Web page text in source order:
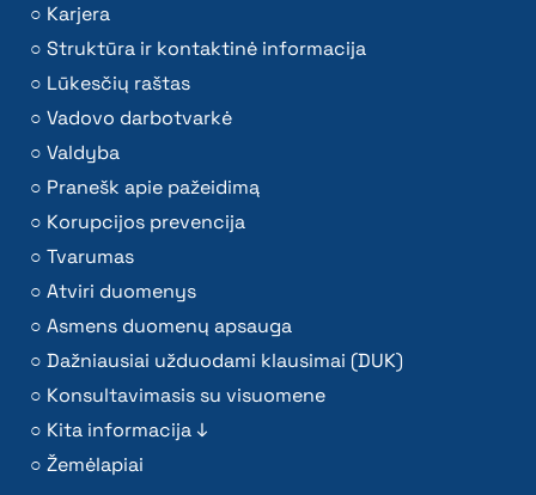
Karjera
Struktūra ir kontaktinė informacija
Lūkesčių raštas
Vadovo darbotvarkė
Valdyba
Pranešk apie pažeidimą
Korupcijos prevencija
Tvarumas
Atviri duomenys
Asmens duomenų apsauga
Dažniausiai užduodami klausimai (DUK)
Konsultavimasis su visuomene
Kita informacija ↓
Žemėlapiai